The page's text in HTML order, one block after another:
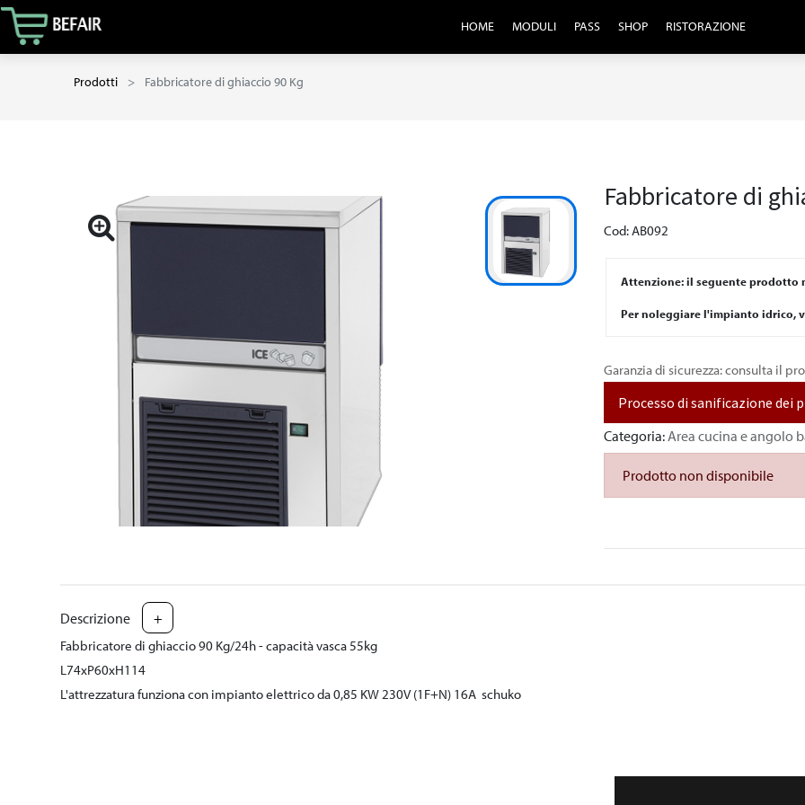
HOME MODULI PASS SHOP RISTORAZIONE
Prodotti Fabbricatore di ghiaccio 90 Kg
Fabbricatore di
Cod: AB092
Attenzione: il seguente prodotto
Per noleggiare l'impianto idrico,
Garanzia di sicurezza: consulta il
Processo di sanificazione dei
Categoria: Area cucina e angolo
Prodotto non disponibile
Descrizione +
Fabbricatore di ghiaccio 90 Kg/24h - capacità vasca 55kg
L74xP60xH114
L'attrezzatura funziona con impianto elettrico da 0,85 KW 230V (1F+N) 16A schuko